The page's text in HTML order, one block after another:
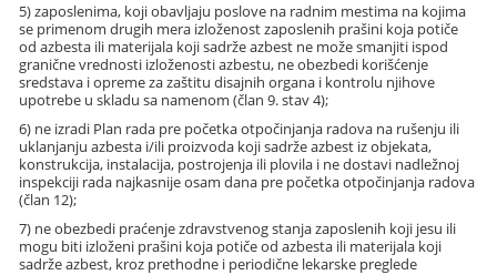
5) zaposlenima, koji obavljaju poslove na radnim mestima na kojima
se primenom drugih mera izloženost zaposlenih prašini koja potiče
od azbesta ili materijala koji sadrže azbest ne može smanjiti ispod
granične vrednosti izloženosti azbestu, ne obezbedi korišćenje
sredstava i opreme za zaštitu disajnih organa i kontrolu njihove
upotrebe u skladu sa namenom (član 9. stav 4);
6) ne izradi Plan rada pre početka otpočinjanja radova na rušenju ili
uklanjanju azbesta i/ili proizvoda koji sadrže azbest iz objekata,
konstrukcija, instalacija, postrojenja ili plovila i ne dostavi nadležnoj
inspekciji rada najkasnije osam dana pre početka otpočinjanja radova
(član 12);
7) ne obezbedi praćenje zdravstvenog stanja zaposlenih koji jesu ili
mogu biti izloženi prašini koja potiče od azbesta ili materijala koji
sadrže azbest, kroz prethodne i periodične lekarske preglede